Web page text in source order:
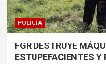
POLICÍA
FGR DESTRUYE
ESTUPEFACIENTES Y